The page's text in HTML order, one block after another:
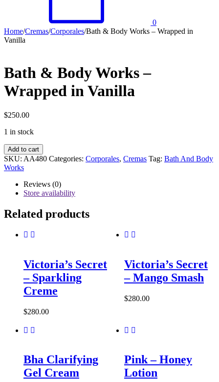
0
Home/Cremas/Corporales/Bath & Body Works – Wrapped in
Vanilla
Bath & Body Works –
Wrapped in Vanilla
$250.00
1 in stock
Bath
&
Body
Wrapped
Vanilla
quantity
Add to cart
SKU: AA480 Categories: Corporales, Cremas Tag: Bath And Body
Works
Reviews (0)
Store availability
Related products
Victoria’s Secret
– Sparkling
Creme
$280.00
Victoria’s Secret
– Mango Smash
$280.00
Bha Clarifying
Gel Cream
Pink – Honey
Lotion